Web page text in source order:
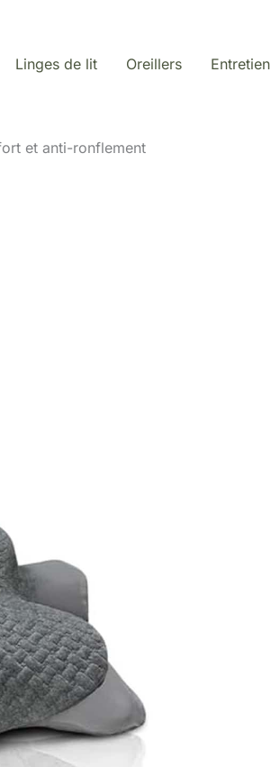
Linges de lit Oreillers Entretien
et anti-ronflement